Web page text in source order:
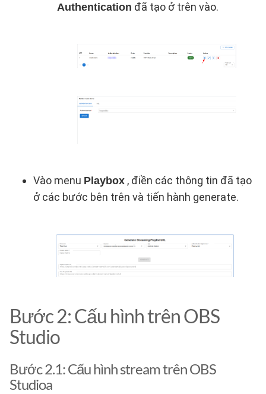
Authentication đã tạo ở trên vào.
Vào menu Playbox , điền các thông tin đã tạo
ở các bước bên trên và tiến hành generate.
Bước 2: Cấu hình trên OBS
Studio
Bước 2.1: Cấu hình stream trên OBS
Studioa